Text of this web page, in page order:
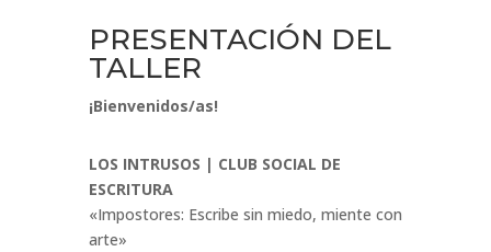
precios:
desde
PRESENTACIÓN DEL
TALLER
¡Bienvenidos/as!
LOS INTRUSOS | CLUB SOCIAL DE
ESCRITURA
«Impostores: Escribe sin miedo, miente con
arte»